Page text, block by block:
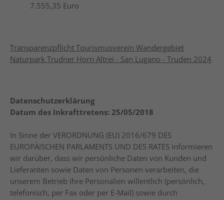
7.555,35 Euro
Transparenzpflicht Tourismusverein Wandergebiet
Naturpark Trudner Horn Altrei - San Lugano - Truden 2024
Datenschutzerklärung
Datum des Inkrafttretens: 25/05/2018
In Sinne der VERORDNUNG (EU) 2016/679 DES
EUROPÄISCHEN PARLAMENTS UND DES RATES informieren
wir darüber, dass wir persönliche Daten von Kunden und
Lieferanten sowie Daten von Personen verarbeiten, die
unserem Betrieb ihre Personalien willentlich (persönlich,
telefonisch, per Fax oder per E-Mail) sowie durch